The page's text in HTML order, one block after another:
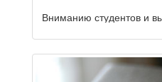
Вниманию студентов и